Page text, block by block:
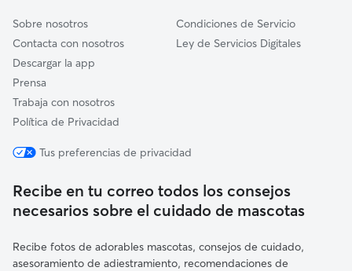
Sobre nosotros
Contacta con nosotros
Descargar la app
Prensa
Trabaja con nosotros
Política de Privacidad
Condiciones de Servicio
Ley de Servicios Digitales
Tus preferencias de privacidad
Recibe en tu correo todos los consejos
necesarios sobre el cuidado de mascotas
Recibe fotos de adorables mascotas, consejos de cuidado,
asesoramiento de adiestramiento, recomendaciones de